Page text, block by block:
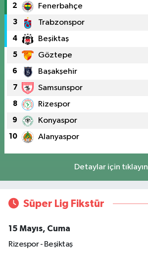
2 Fenerbahçe
3 Trabzonspor
4 Beşiktaş
5 Göztepe
6 Başakşehir
7 Samsunspor
8 Rizespor
9 Konyaspor
10 Alanyaspor
Detaylar için tıklayın
Süper Lig Fikstür
15 Mayıs, Cuma
Rizespor - Beşiktaş